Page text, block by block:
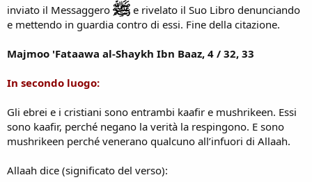
inviato il Messaggero
e rivelato il Suo Libro denunciando
e mettendo in guardia contro di essi. Fine della citazione.
Majmoo 'Fataawa al-Shaykh Ibn Baaz, 4 / 32, 33
In secondo luogo:
Gli ebrei e i cristiani sono entrambi kaafir e mushrikeen. Essi
sono kaafir, perché negano la verità la respingono. E sono
mushrikeen perché venerano qualcuno all’infuori di Allaah.
Allaah dice (significato del verso):